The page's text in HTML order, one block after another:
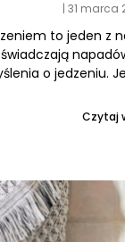
31 marca
to jeden z
o jedzeniu.
Czytaj